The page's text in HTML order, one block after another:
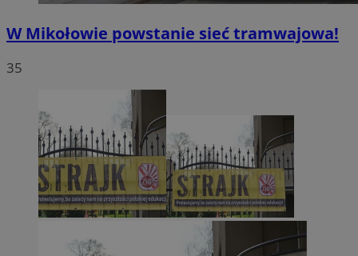
W Mikołowie powstanie sieć tramwajowa!
35